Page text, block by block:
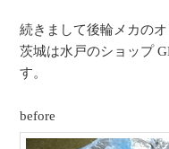
続きまして後輪メカの
茨城は水戸のショップ
す。
before